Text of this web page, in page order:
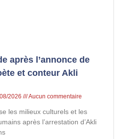
après l’annonce de
et conteur Akli
2026 Aucun commentaire
les milieux culturels et les
après l’arrestation d’Akli